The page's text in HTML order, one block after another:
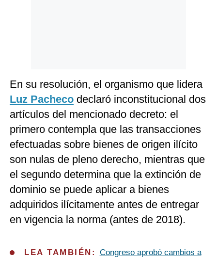
En su resolución, el organismo que lidera
Luz Pacheco declaró inconstitucional dos
artículos del mencionado decreto: el
primero contempla que las transacciones
efectuadas sobre bienes de origen ilícito
son nulas de pleno derecho, mientras que
el segundo determina que la extinción de
dominio se puede aplicar a bienes
adquiridos ilícitamente antes de entregar
en vigencia la norma (antes de 2018).
LEA TAMBIÉN: Congreso aprobó cambios a